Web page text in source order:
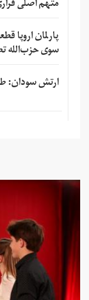
متهم اصلی
پارلمان اروپا
سوی حزب‌الله
ارتش سودان: